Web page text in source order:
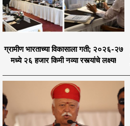
ग्रामीण भारताच्या विकासाला गती; २०२६-२७
मध्ये २६ हजार किमी नव्या रस्त्यांचे लक्ष्य!